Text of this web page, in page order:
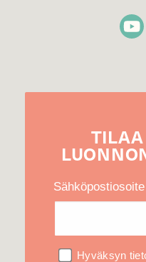
TILAA
Sähköpostiosoite
Hyväksyn